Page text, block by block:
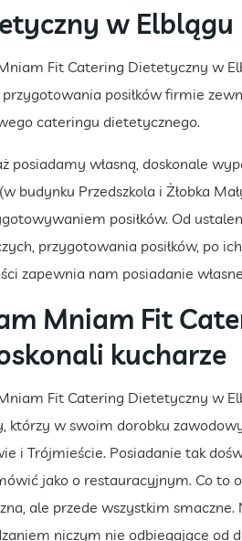
w Elblągu
Fit Catering Dietetyczny w
posiłków firmie
cateringu dietetycznego.
posiadamy własną, doskonale
budynku Przedszkola i Żłobka
posiłków. Od
przygotowania posiłków, po
zapewnia nam posiadanie
Mniam Fit
kucharze
Fit Catering Dietetyczny w
którzy w swoim dorobku
i Trójmieście. Posiadanie tak
jako o restauracyjnym. Co to
ale przede wszystkim
niczym nie odbiegające od